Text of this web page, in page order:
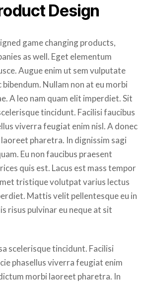
Design
game changing products,
as well. Eget elementum
Augue enim ut sem vulputate
bibendum. Nullam non at eu morbi
A leo nam quam elit imperdiet. Sit
tincidunt. Facilisi faucibus
viverra feugiat enim nisl. A donec
pharetra. In dignissim sagi
Eu non faucibus praesent
quis est. Lacus est mass tempor
tristique volutpat varius lectus
Mattis velit pellentesque eu in
risus pulvinar eu neque at sit
scelerisque tincidunt. Facilisi
phasellus viverra feugiat enim
morbi laoreet pharetra. In